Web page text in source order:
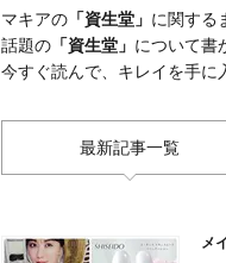
マキアの 「資生堂」 に関する
話題の 「資生堂」 について書
今すぐ読んで、キレイを手に
最新記事一覧
メ